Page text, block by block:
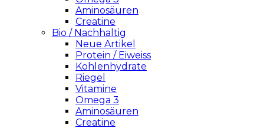
Aminosäuren
Creatine
Bio / Nachhaltig
Neue Artikel
Protein / Eiweiss
Kohlenhydrate
Riegel
Vitamine
Omega 3
Aminosäuren
Creatine